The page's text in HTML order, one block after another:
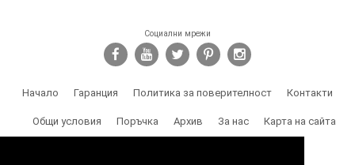
Социални мрежи
Начало Гаранция Политика за поверителност Контакти
Общи условия Поръчка Архив За нас Карта на сайта